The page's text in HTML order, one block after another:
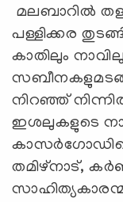
മലബാറിൽ
പള്ളിക്കര
കാതിലും
നിറഞ്ഞ്
ഇശലുകളുടെ
തമിഴ്നാട്,